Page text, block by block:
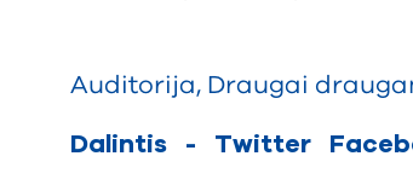
Auditorija, Draugai
Dalintis - Twitter